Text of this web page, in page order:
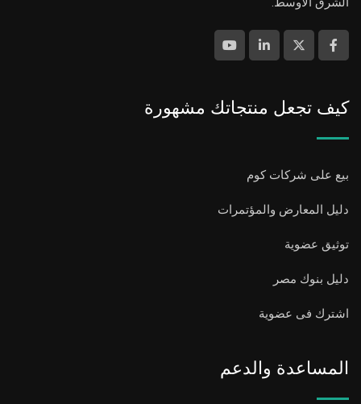
كيف تجعل منتجاتك مشهورة
بيع على شركات كوم
دليل المعارض والمؤتمرات
توثيق عضوية
دليل بنوك مصر
اشترك فى عضوية
المساعدة والدعم